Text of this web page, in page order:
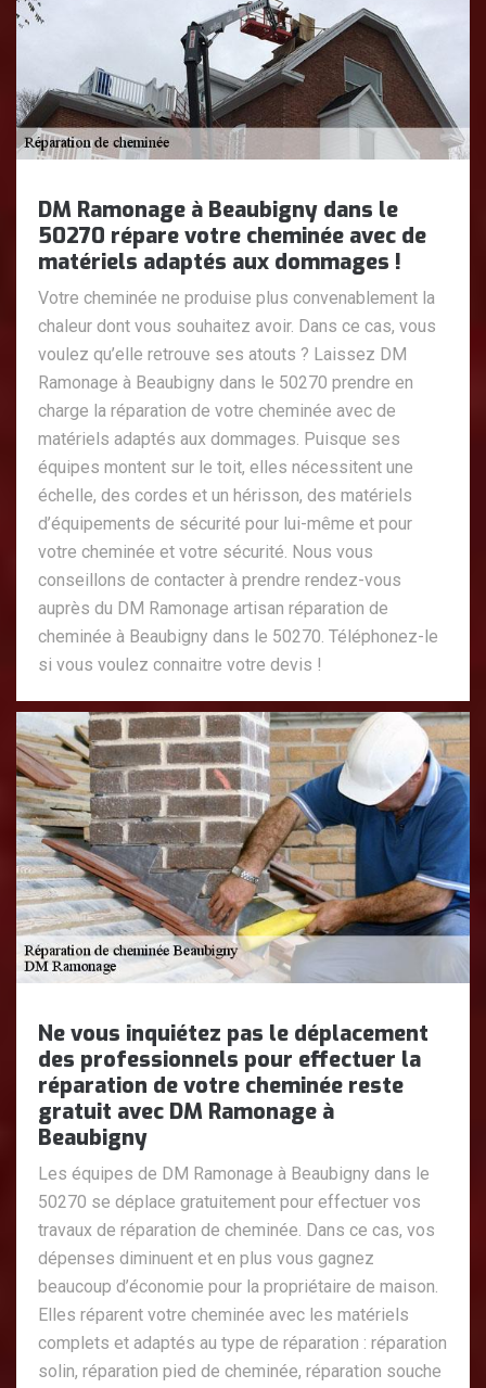
DM Ramonage à Beaubigny dans le
50270 répare votre cheminée avec de
matériels adaptés aux dommages !
Votre cheminée ne produise plus convenablement la
chaleur dont vous souhaitez avoir. Dans ce cas, vous
voulez qu’elle retrouve ses atouts ? Laissez DM
Ramonage à Beaubigny dans le 50270 prendre en
charge la réparation de votre cheminée avec de
matériels adaptés aux dommages. Puisque ses
équipes montent sur le toit, elles nécessitent une
échelle, des cordes et un hérisson, des matériels
d’équipements de sécurité pour lui-même et pour
votre cheminée et votre sécurité. Nous vous
conseillons de contacter à prendre rendez-vous
auprès du DM Ramonage artisan réparation de
cheminée à Beaubigny dans le 50270. Téléphonez-le
si vous voulez connaitre votre devis !
Ne vous inquiétez pas le déplacement
des professionnels pour effectuer la
réparation de votre cheminée reste
gratuit avec DM Ramonage à
Beaubigny
Les équipes de DM Ramonage à Beaubigny dans le
50270 se déplace gratuitement pour effectuer vos
travaux de réparation de cheminée. Dans ce cas, vos
dépenses diminuent et en plus vous gagnez
beaucoup d’économie pour la propriétaire de maison.
Elles réparent votre cheminée avec les matériels
complets et adaptés au type de réparation : réparation
solin, réparation pied de cheminée, réparation souche